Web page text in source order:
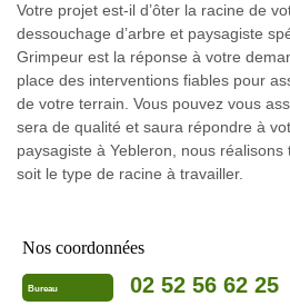
Votre projet est-il d’ôter la racine de
dessouchage d’arbre et paysagiste
Grimpeur est la réponse à votre
place des interventions fiables pour
de votre terrain. Vous pouvez vous
sera de qualité et saura répondre à
paysagiste à Yebleron, nous
soit le type de racine à travailler.
Nos coordonnées
Bureau 02 52 56 62 25